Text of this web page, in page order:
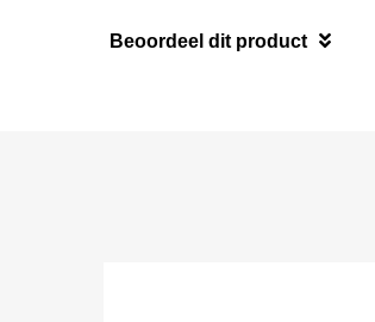
Beoordeel dit product